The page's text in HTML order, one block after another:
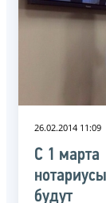
26.02.2014 11:09
С 1 марта
нотариусы
будут